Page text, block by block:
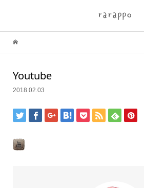
Youtube
2018.02.03